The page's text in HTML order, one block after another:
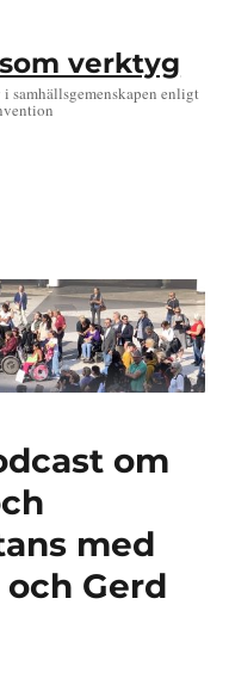
verktyg
samhällsgemenskapen enligt
om
med
Gerd